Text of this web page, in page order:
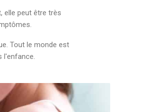
elle peut être très
Tout le monde est
l'enfance.